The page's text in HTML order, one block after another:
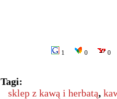
1 0 0
Tagi:
sklep z kawą i herbatą,